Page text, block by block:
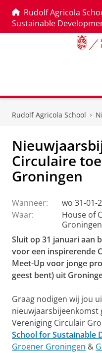
Rudolf Agricola
Sustainable
Rudolf Agricola School
Circulaire
Groningen
Wanneer:
wo 31-01-
Waar:
House of
Groningen
Sluit op 31 januari aan
voor een inspirerende
Meet-Up voor jonge
geest bent) uit
Graag nodigen wij jou
Vereniging Circulair
School for Sustainable
Groener Groningen &